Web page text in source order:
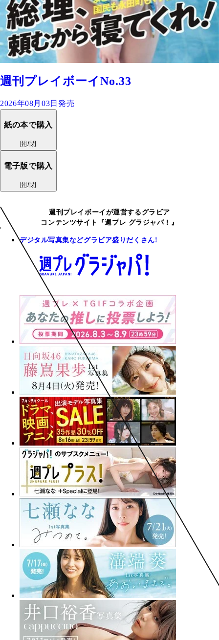
週刊プレイボーイNo.33
2026年08月03日発売
紙の本で購入
開/閉
電子版で購入
開/閉
週刊プレイボーイが運営するグラビア
コンテンツサイト『週プレ グラジャパ！』
デジタル写真集などグラビア盛りだくさん!